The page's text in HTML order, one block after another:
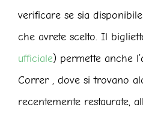
verificare se sia
che avrete scelto. Il
ufficiale) permette anche
Correr , dove si trovano
recentemente restaurate,